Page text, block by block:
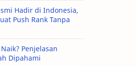
Hadir di Indonesia,
Push Rank Tanpa
Penjelasan
Dipahami